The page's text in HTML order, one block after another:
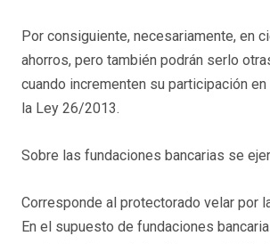
Por consiguiente, necesariamente, en
ahorros, pero también podrán serlo
cuando incrementen su participación
la Ley 26/2013.
Sobre las fundaciones bancarias se
Corresponde al protectorado velar por
En el supuesto de fundaciones